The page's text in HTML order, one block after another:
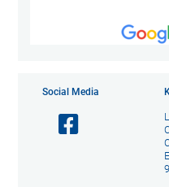
Social Media